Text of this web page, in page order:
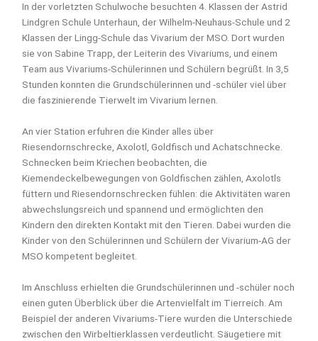
In der vorletzten Schulwoche besuchten 4. Klassen der Astrid
Lindgren Schule Unterhaun, der Wilhelm-Neuhaus-Schule und 2
Klassen der Lingg-Schule das Vivarium der MSO. Dort wurden
sie von Sabine Trapp, der Leiterin des Vivariums, und einem
Team aus Vivariums-Schülerinnen und Schülern begrüßt. In 3,5
Stunden konnten die Grundschülerinnen und -schüler viel über
die faszinierende Tierwelt im Vivarium lernen.
An vier Station erfuhren die Kinder alles über
Riesendornschrecke, Axolotl, Goldfisch und Achatschnecke.
Schnecken beim Kriechen beobachten, die
Kiemendeckelbewegungen von Goldfischen zählen, Axolotls
füttern und Riesendornschrecken fühlen: die Aktivitäten waren
abwechslungsreich und spannend und ermöglichten den
Kindern den direkten Kontakt mit den Tieren. Dabei wurden die
Kinder von den Schülerinnen und Schülern der Vivarium-AG der
MSO kompetent begleitet.
Im Anschluss erhielten die Grundschülerinnen und -schüler noch
einen guten Überblick über die Artenvielfalt im Tierreich. Am
Beispiel der anderen Vivariums-Tiere wurden die Unterschiede
zwischen den Wirbeltierklassen verdeutlicht. Säugetiere mit